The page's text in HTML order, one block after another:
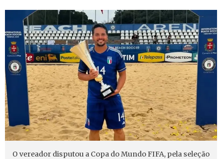
O vereador disputou a Copa do Mundo FIFA, pela seleção